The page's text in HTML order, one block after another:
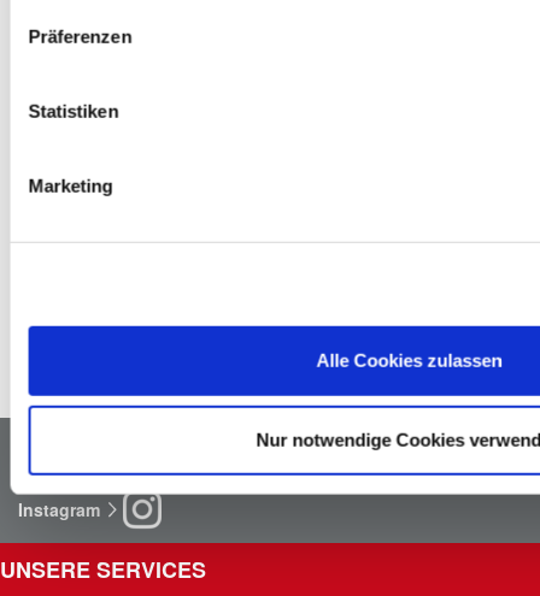
Präferenzen
Statistiken
Marketing
Alle Cookies zulassen
Nur notwendige Cookies
Du kannst bei uns Elektrokleingeräte wie z. B.
nehmen wir in Verbindung mit einem Neukauf eines
das ordnungsgemäße Recycling bzw. die entsprechende
Facebook
Instagram
UNSERE SERVICES